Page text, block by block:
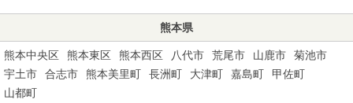
熊本県
熊本中央区 熊本東区 熊本西区 八代市 荒尾市 山鹿市
菊池市
宇土市
合志市 熊本美里町 長洲町 大津町 嘉島町
甲佐町
山都町